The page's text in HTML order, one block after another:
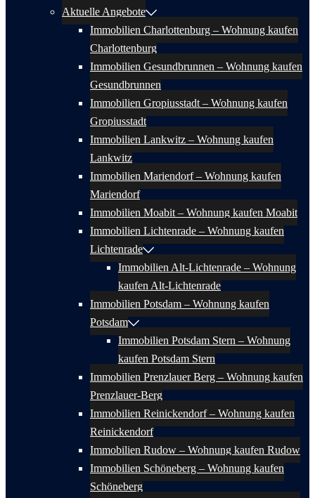
Aktuelle Angebote
Immobilien Charlottenburg – Wohnung kaufen
Charlottenburg
Immobilien Gesundbrunnen – Wohnung kaufen
Gesundbrunnen
Immobilien Gropiusstadt – Wohnung kaufen
Gropiusstadt
Immobilien Lankwitz – Wohnung kaufen
Lankwitz
Immobilien Mariendorf – Wohnung kaufen
Mariendorf
Immobilien Moabit – Wohnung kaufen Moabit
Immobilien Lichtenrade – Wohnung kaufen
Lichtenrade
Immobilien Alt-Lichtenrade – Wohnung
kaufen Alt-Lichtenrade
Immobilien Potsdam – Wohnung kaufen
Potsdam
Immobilien Potsdam Stern – Wohnung
kaufen Potsdam Stern
Immobilien Prenzlauer Berg – Wohnung kaufen
Prenzlauer-Berg
Immobilien Reinickendorf – Wohnung kaufen
Reinickendorf
Immobilien Rudow – Wohnung kaufen Rudow
Immobilien Schöneberg – Wohnung kaufen
Schöneberg